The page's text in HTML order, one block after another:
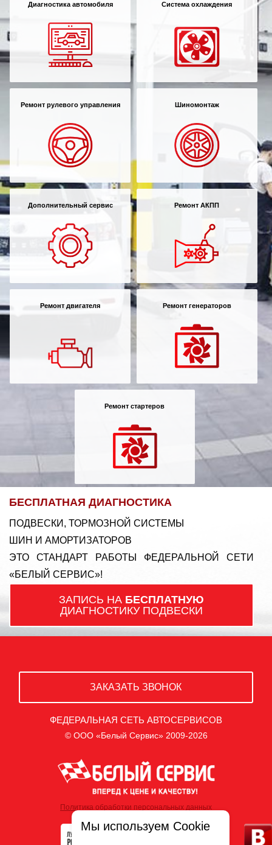
Диагностика автомобиля Система охлаждения
Ремонт рулевого управления Шиномонтаж
Дополнительный сервис Ремонт АКПП
Ремонт двигателя Ремонт генераторов
Ремонт стартеров
БЕСПЛАТНАЯ ДИАГНОСТИКА
ПОДВЕСКИ, ТОРМОЗНОЙ СИСТЕМЫ
ШИН И АМОРТИЗАТОРОВ
ЭТО СТАНДАРТ РАБОТЫ ФЕДЕРАЛЬНОЙ СЕТИ
«БЕЛЫЙ СЕРВИС»!
ЗАПИСЬ НА БЕСПЛАТНУЮ
ДИАГНОСТИКУ ПОДВЕСКИ
ЗАКАЗАТЬ ЗВОНОК
ФЕДЕРАЛЬНАЯ СЕТЬ АВТОСЕРВИСОВ
© ООО «Белый Сервис» 2009-2026
Политика обработки персональных данных
Мы используем Cookie